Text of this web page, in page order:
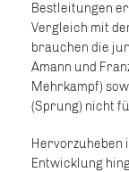
Bestleitungen
Vergleich mit
brauchen die
Amann und
Mehrkampf)
(Sprung) nicht
Hervorzuheben
Entwicklung